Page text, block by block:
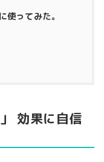
使ってみた。
効果に自信